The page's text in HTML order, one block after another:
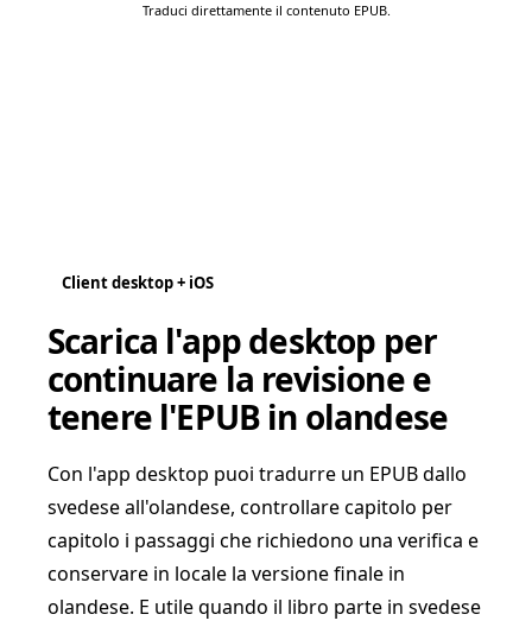
Traduci direttamente il contenuto EPUB.
Client desktop + iOS
Scarica l'app desktop per
continuare la revisione e
tenere l'EPUB in olandese
Con l'app desktop puoi tradurre un EPUB dallo
svedese all'olandese, controllare capitolo per
capitolo i passaggi che richiedono una verifica e
conservare in locale la versione finale in
olandese. E utile quando il libro parte in svedese